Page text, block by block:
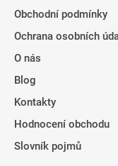
Obchodní podmínky
Ochrana osobních
O nás
Blog
Kontakty
Hodnocení obchodu
Slovník pojmů